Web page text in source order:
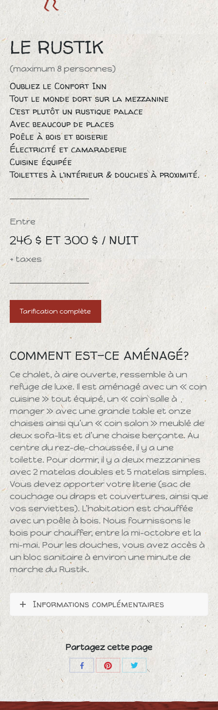
LE RUSTIK
(maximum 8 personnes)
Oubliez le Confort Inn
Tout le monde dort sur la mezzanine
C’est plutôt un rustique palace
Avec beaucoup de places
Poêle à bois et boiserie
Électricité et camaraderie
Cuisine équipée
Toilettes à l’intérieur & douches à proximité.
Entre
246 $ ET 300 $ / NUIT
+ taxes
Tarification complète
COMMENT EST-CE AMÉNAGÉ?
Ce chalet, à aire ouverte, ressemble à un
refuge de luxe. Il est aménagé avec un « coin
cuisine » tout équipé, un « coin salle à
manger » avec une grande table et onze
chaises ainsi qu’un « coin salon » meublé de
deux sofa-lits et d’une chaise berçante. Au
centre du rez-de-chaussée, il y a une
toilette. Pour dormir, il y a deux mezzanines
avec 2 matelas doubles et 5 matelas simples.
Vous devez apporter votre literie (sac de
couchage ou draps et couvertures, ainsi que
vos serviettes). L’habitation est chauffée
avec un poêle à bois. Nous fournissons le
bois pour chauffer, entre la mi-octobre et la
mi-mai. Pour les douches, vous avez accès à
un bloc sanitaire à environ une minute de
marche du Rustik.
Informations complémentaires
Partagez cette page
Share
Share
with
Pinterest
Share
with
Twitter